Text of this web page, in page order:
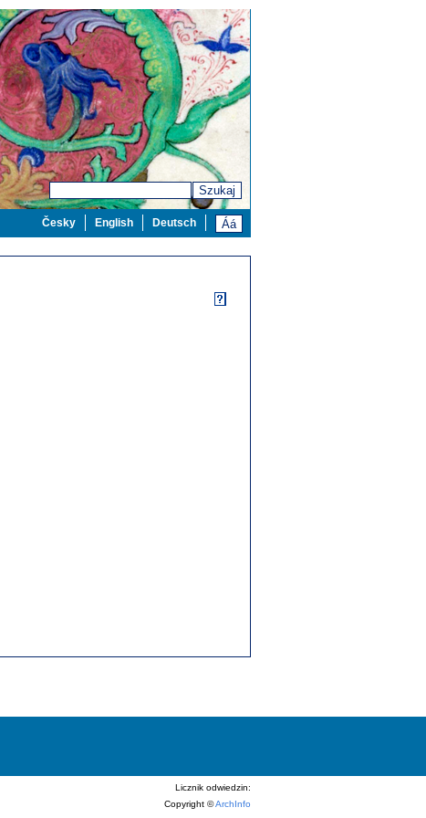
Szukaj
Deutsch
English
Česky
Licznik odwiedzin:
Copyright ©ArchInfo